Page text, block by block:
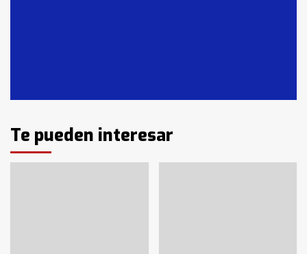
3
Identidad de los adolescentes
pampeanos que fueron
en la mañana del lunes
Te pueden interesar